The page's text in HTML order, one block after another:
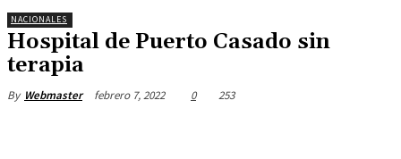
NACIONALES
Hospital de Puerto Casado sin
terapia
By Webmaster febrero 7, 2022 0 253